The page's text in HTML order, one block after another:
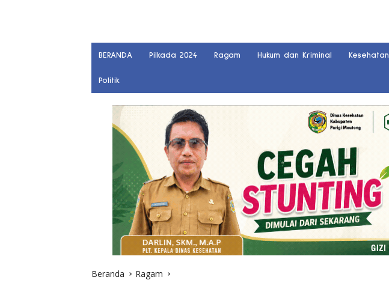
BERANDA Pilkada 2024 Ragam Hukum dan Kriminal Kesehatan
Politik
Beranda Ragam